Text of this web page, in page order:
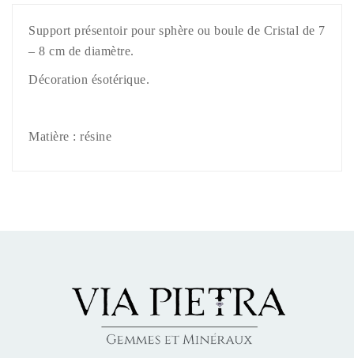
Support présentoir pour sphère ou boule de Cristal de 7
– 8 cm de diamètre.
Décoration ésotérique.
Matière : résine